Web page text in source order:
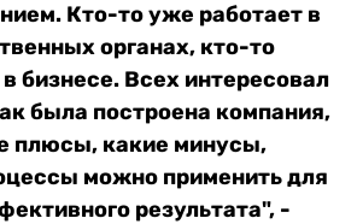
Кто-то уже работает в
органах, кто-то
бизнесе. Всех интересовал
была построена компания,
плюсы, какие минусы,
можно применить для
результата", -